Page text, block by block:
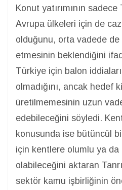
Konut yatırımının
Avrupa ülkeleri için de
olduğunu, orta vadede
etmesinin beklendiğini
Türkiye için balon
olmadığını, ancak hedef
üretilmemesinin uzun
edebileceğini söyledi.
konusunda ise bütüncül
için kentlere olumlu ya da
olabileceğini aktaran
sektör kamu işbirliğinin